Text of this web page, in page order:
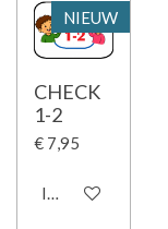
NIEUW
CHECK
1-2
€ 7,95
In winkelwagen